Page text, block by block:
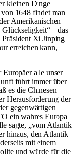
kleinen Dinge
1648 findet man
Amerikanischen
Glückseligkeit“ – das
Präsident Xi Jinping
erreichen kann,
Europäer alle unser
führt immer über
es die Chinesen
Herausforderung der
gegenwärtigen
ein wahres Europa
sagte, „vom Atlantik
hinaus, den Atlantik
mit einem
und würde für die